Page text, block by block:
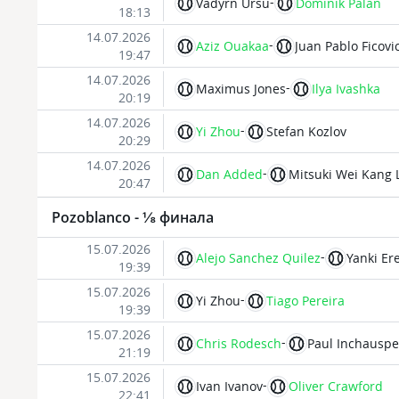
18:13
14.07.2026
19:47
Aziz Ouakaa- Juan Pablo
14.07.2026
20:19
Maximus Jones- Ilya Ivashka
14.07.2026
20:29
Yi Zhou- Stefan Kozlov
14.07.2026
20:47
Dan Added- Mitsuki Wei Kang
Pozoblanco - ⅛ финала
15.07.2026
19:39
Alejo Sanchez Quilez- Yanki
15.07.2026
19:39
Yi Zhou- Tiago Pereira
15.07.2026
21:19
Chris Rodesch- Paul Inchauspe
15.07.2026
22:41
Ivan Ivanov- Oliver Crawford